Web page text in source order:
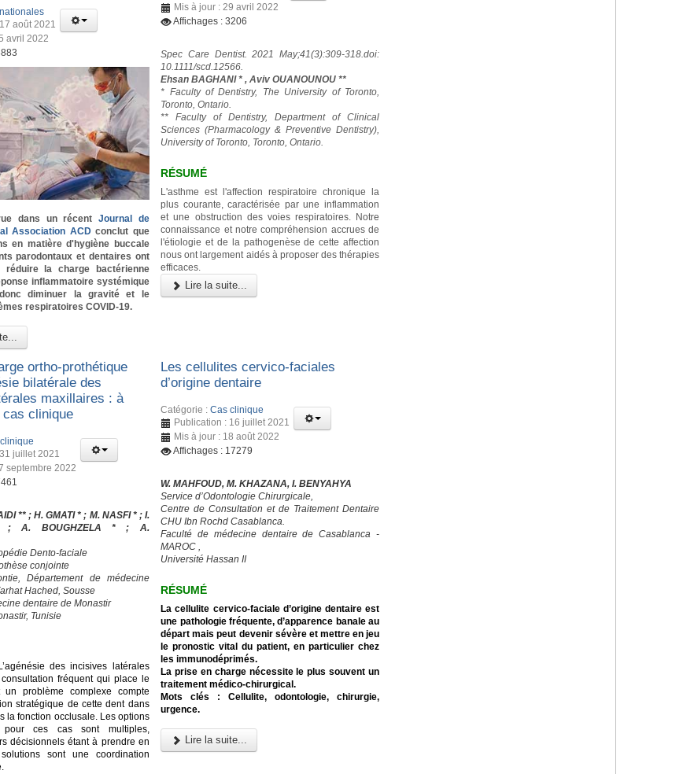
août 2021
avril 2022
dans un récentJournal de
Association ACDconclut que
en matière d'hygiène buccale
parodontaux et dentaires ont
réduire la charge bactérienne
inflammatoire systémique
diminuer la gravité et le
respiratoires COVID-19.
Mis à jour : 29 avril 2022
Affichages : 3206
Spec Care Dentist. 2021 May;41(3):309-318.doi:
10.1111/scd.12566.
Ehsan BAGHANI * , Aviv OUANOUNOU **
* Faculty of Dentistry, The University of Toronto,
Toronto, Ontario.
** Faculty of Dentistry, Department of Clinical
Sciences (Pharmacology & Preventive Dentistry),
University of Toronto, Toronto, Ontario.
RÉSUMÉ
L'asthme est l'affection respiratoire chronique la
plus courante, caractérisée par une inflammation
et une obstruction des voies respiratoires. Notre
connaissance et notre compréhension accrues de
l'étiologie et de la pathogenèse de cette affection
nous ont largement aidés à proposer des thérapies
efficaces.
Lire la suite...
ortho-prothétique
bilatérale des
maxillaires : à
cas clinique
juillet 2021
septembre 2022
** ; H. GMATI * ; M. NASFI * ; I.
* ; A. BOUGHZELA * ; A.
Dento-faciale
conjointe
Département de médecine
Hached, Sousse
dentaire de Monastir
Tunisie
des incisives latérales
fréquent qui place le
un problème complexe compte
stratégique de cette dent dans
la fonction occlusale. Les options
pour ces cas sont multiples,
décisionnels étant à prendre en
sont une coordination
Les cellulites cervico-faciales
d’origine dentaire
Catégorie :Cas clinique
Publication : 16 juillet 2021
Mis à jour : 18 août 2022
Affichages : 17279
W. MAHFOUD, M. KHAZANA, I. BENYAHYA
Service d’Odontologie Chirurgicale,
Centre de Consultation et de Traitement Dentaire
CHU Ibn Rochd Casablanca.
Faculté de médecine dentaire de Casablanca -
MAROC ,
Université Hassan II
RÉSUMÉ
La cellulite cervico-faciale d’origine dentaire est
une pathologie fréquente, d’apparence banale au
départ mais peut devenir sévère et mettre en jeu
le pronostic vital du patient, en particulier chez
les immunodéprimés.
La prise en charge nécessite le plus souvent un
traitement médico-chirurgical.
Mots clés : Cellulite, odontologie, chirurgie,
urgence.
Lire la suite...